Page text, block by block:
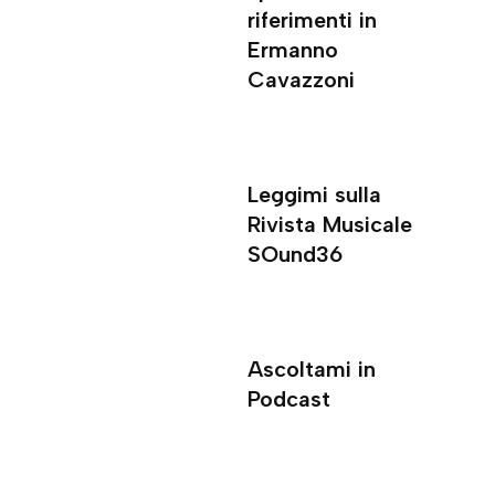
riferimenti in
Ermanno
Cavazzoni
Leggimi sulla
Rivista Musicale
SOund36
Ascoltami in
Podcast